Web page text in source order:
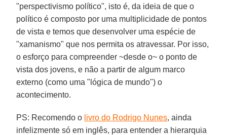
"perspectivismo político", isto é, da ideia de que o
político é composto por uma multiplicidade de pontos
de vista e temos que desenvolver uma espécie de
"xamanismo" que nos permita os atravessar. Por isso,
o esforço para compreender ~desde o~ o ponto de
vista dos jovens, e não a partir de algum marco
externo (como uma "lógica de mundo") o
acontecimento.
PS: Recomendo o livro do Rodrigo Nunes, ainda
infelizmente só em inglês, para entender a hierarquia